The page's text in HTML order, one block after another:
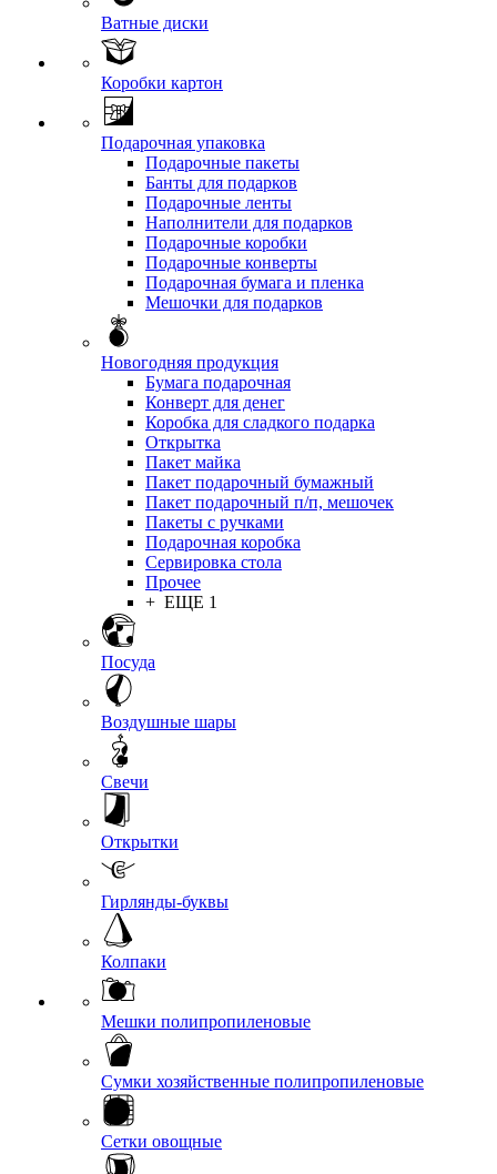
Ватные диски
Коробки картон
Подарочная упаковка
Подарочные пакеты
Банты для подарков
Подарочные ленты
Наполнители для подарков
Подарочные коробки
Подарочные конверты
Подарочная бумага и пленка
Мешочки для подарков
Новогодняя продукция
Бумага подарочная
Конверт для денег
Коробка для сладкого подарка
Открытка
Пакет майка
Пакет подарочный бумажный
Пакет подарочный п/п, мешочек
Пакеты с ручками
Подарочная коробка
Сервировка стола
Прочее
+ ЕЩЕ 1
Посуда
Воздушные шары
Свечи
Открытки
Гирлянды-буквы
Колпаки
Мешки полипропиленовые
Сумки хозяйственные полипропиленовые
Сетки овощные